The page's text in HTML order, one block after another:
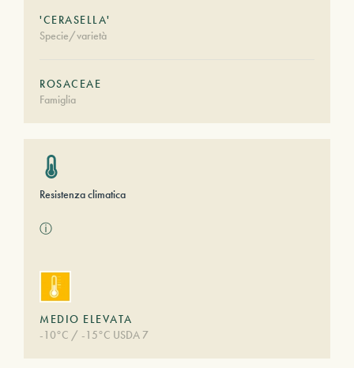
'CERASELLA'
Specie/varietà
ROSACEAE
Famiglia
Resistenza climatica
ⓘ
MEDIO ELEVATA
-10°C / -15°C USDA 7